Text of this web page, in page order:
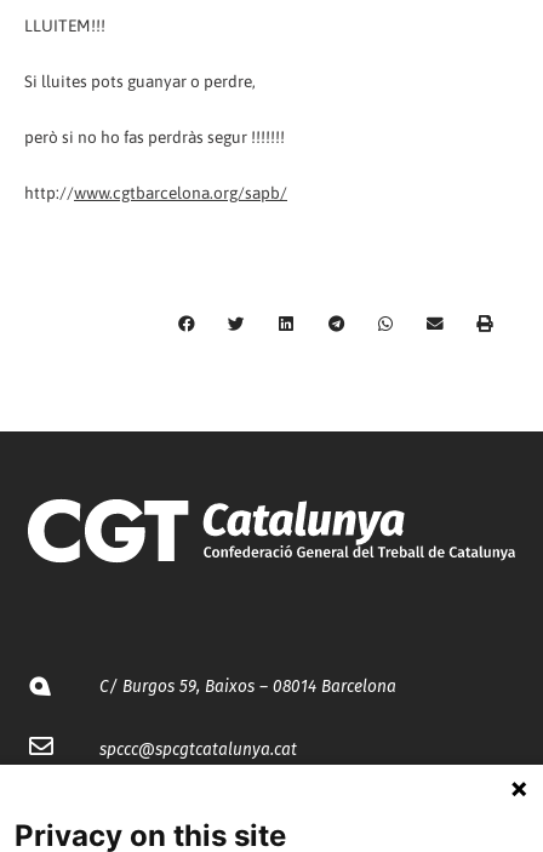
LLUITEM!!!
Si lluites pots guanyar o perdre,
però si no ho fas perdràs segur !!!!!!!
http://www.cgtbarcelona.org/sapb/
C/ Burgos 59, Baixos – 08014 Barcelona
spccc@spcgtcatalunya.cat
Privacy on this site